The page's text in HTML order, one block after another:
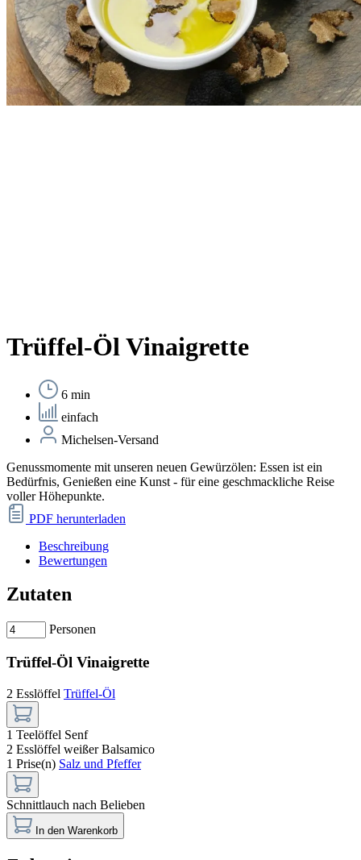
Trüffel-Öl Vinaigrette
6 min
einfach
Michelsen-Versand
Genussmomente mit unseren neuen Gewürzölen: Essen ist ein
Bedürfnis, Genießen eine Kunst - für eine geschmackliche Reise
voller Höhepunkte.
PDF herunterladen
Beschreibung
Bewertungen
Zutaten
Personen
Trüffel-Öl Vinaigrette
2 Esslöffel Trüffel-Öl
1 Teelöffel Senf
2 Esslöffel weißer Balsamico
1 Prise(n) Salz und Pfeffer
Schnittlauch nach Belieben
In den Warenkorb